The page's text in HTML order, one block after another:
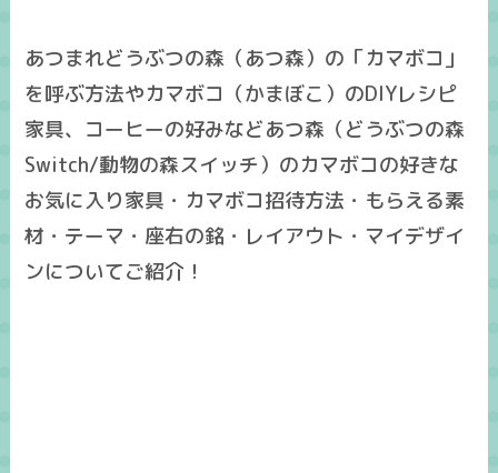
あつまれどうぶつの森（あつ森）の「カマボコ」
を呼ぶ方法やカマボコ（かまぼこ）のDIYレシピ
家具、コーヒーの好みなどあつ森（どうぶつの森
Switch/動物の森スイッチ）のカマボコの好きな
お気に入り家具・カマボコ招待方法・もらえる素
材・テーマ・座右の銘・レイアウト・マイデザイ
ンについてご紹介！